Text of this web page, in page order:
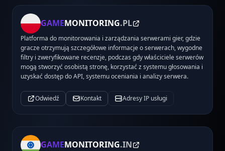
GAMEMONITORING.PL
Platforma do monitorowania i zarządzania serwerami gier, gdzie
gracze otrzymują szczegółowe informacje o serwerach, wygodne
filtry i zweryfikowane recenzje, podczas gdy właściciele serwerów
mogą stworzyć osobistą stronę, korzystać z systemu głosowania i
uzyskać dostęp do API, systemu oceniania i analizy serwera.
Odwiedź Kontakt Adresy IP usługi
GAMEMONITORING.IN